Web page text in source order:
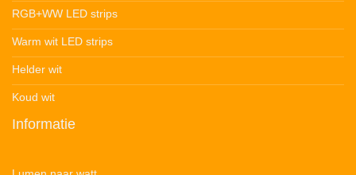
RGB+WW LED strips
Warm wit LED strips
Helder wit
Koud wit
Informatie